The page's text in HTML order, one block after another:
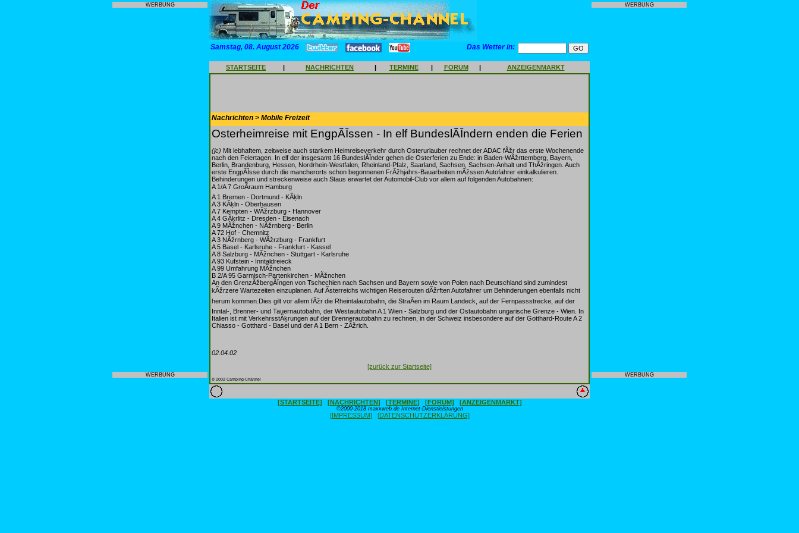
WERBUNG
WERBUNG
Samstag, 08. August 2026 Das Wetter in:
STARTSEITE | NACHRICHTEN | TERMINE | FORUM | ANZEIGENMARKT
Nachrichten > Mobile Freizeit
Osterheimreise mit EngpÃĪssen - In elf BundeslÃĪndern enden die Ferien
(jc) Mit lebhaftem, zeitweise auch starkem Heimreiseverkehr durch Osterurlauber rechnet der ADAC fÃžr das erste Wochenende
nach den Feiertagen. In elf der insgesamt 16 BundeslÃĪnder gehen die Osterferien zu Ende: in Baden-WÃžrttemberg, Bayern,
Berlin, Brandenburg, Hessen, Nordrhein-Westfalen, Rheinland-Pfalz, Saarland, Sachsen, Sachsen-Anhalt und ThÃžringen. Auch
erste EngpÃĪsse durch die mancherorts schon begonnenen FrÃžhjahrs-Bauarbeiten mÃžssen Autofahrer einkalkulieren.
Behinderungen und streckenweise auch Staus erwartet der Automobil-Club vor allem auf folgenden Autobahnen:
A 1/A 7 GroÃraum Hamburg
A 1 Bremen - Dortmund - KÃķln
A 3 KÃķln - Oberhausen
A 7 Kempten - WÃžrzburg - Hannover
A 4 GÃķrlitz - Dresden - Eisenach
A 9 MÃžnchen - NÃžrnberg - Berlin
A 72 Hof - Chemnitz
A 3 NÃžrnberg - WÃžrzburg - Frankfurt
A 5 Basel - Karlsruhe - Frankfurt - Kassel
A 8 Salzburg - MÃžnchen - Stuttgart - Karlsruhe
A 93 Kufstein - Inntaldreieck
A 99 Umfahrung MÃžnchen
B 2/A 95 Garmisch-Partenkirchen - MÃžnchen
An den GrenzÃžbergÃĪngen von Tschechien nach Sachsen und Bayern sowie von Polen nach Deutschland sind zumindest
kÃžrzere Wartezeiten einzuplanen. Auf Ãsterreichs wichtigen Reiserouten dÃžrften Autofahrer um Behinderungen ebenfalls nicht
herum kommen.Dies gilt vor allem fÃžr die Rheintalautobahn, die StraÃen im Raum Landeck, auf der Fernpassstrecke, auf der
Inntal-, Brenner- und Tauernautobahn, der Westautobahn A 1 Wien - Salzburg und der Ostautobahn ungarische Grenze - Wien. In
Italien ist mit VerkehrsstÃķrungen auf der Brennerautobahn zu rechnen, in der Schweiz insbesondere auf der Gotthard-Route A 2
Chiasso - Gotthard - Basel und der A 1 Bern - ZÃžrich.
02.04.02
[zurück zur Startseite]
© 2002 Camping-Channel
[STARTSEITE] [NACHRICHTEN] [TERMINE] [FORUM] [ANZEIGENMARKT]
©2000-2018 maxxweb.de Internet-Dienstleistungen
[IMPRESSUM] [DATENSCHUTZERKLÄRUNG]
WERBUNG
WERBUNG